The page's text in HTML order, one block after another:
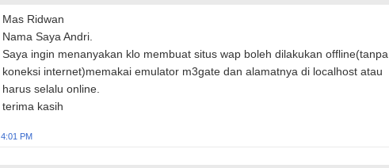
Mas Ridwan
Nama Saya Andri.
Saya ingin menanyakan klo membuat situs wap boleh dilakukan offline(tanpa
koneksi internet)memakai emulator m3gate dan alamatnya di localhost atau
harus selalu online.
terima kasih
4:01 PM